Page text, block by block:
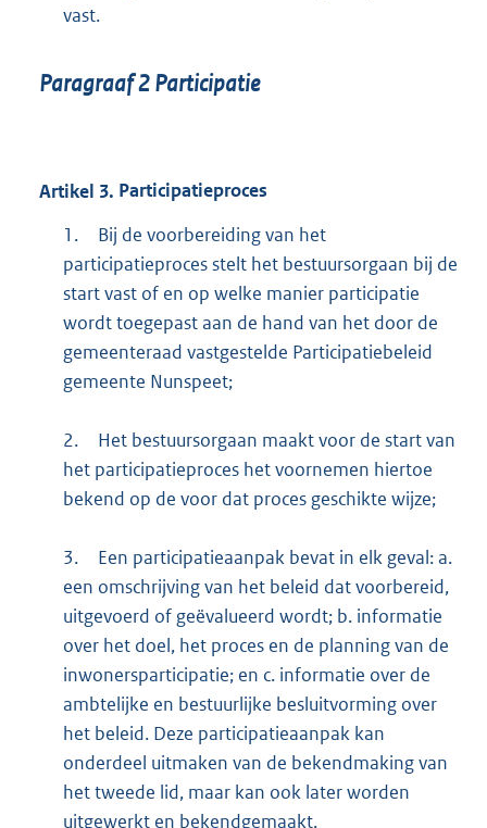
vast.
Paragraaf 2 Participatie
Artikel 3. Participatieproces
1.
Bij de voorbereiding van het
participatieproces stelt het bestuursorgaan bij de
start vast of en op welke manier participatie
wordt toegepast aan de hand van het door de
gemeenteraad vastgestelde Participatiebeleid
gemeente Nunspeet;
2.
Het bestuursorgaan maakt voor de start van
het participatieproces het voornemen hiertoe
bekend op de voor dat proces geschikte wijze;
3.
Een participatieaanpak bevat in elk geval: a.
een omschrijving van het beleid dat voorbereid,
uitgevoerd of geëvalueerd wordt; b. informatie
over het doel, het proces en de planning van de
inwonersparticipatie; en c. informatie over de
ambtelijke en bestuurlijke besluitvorming over
het beleid. Deze participatieaanpak kan
onderdeel uitmaken van de bekendmaking van
het tweede lid, maar kan ook later worden
uitgewerkt en bekendgemaakt.